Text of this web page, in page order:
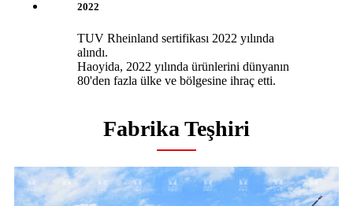
2022
TUV Rheinland sertifikası 2022 yılında
alındı.
Haoyida, 2022 yılında ürünlerini dünyanın
80'den fazla ülke ve bölgesine ihraç etti.
Fabrika Teşhiri